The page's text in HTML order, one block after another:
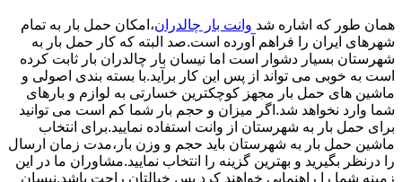
همان طور که اشاره شد وانت بار چالدران،امکان حمل بار به تمام
شهرهای ایران را فراهم آورده است.صد البته که کار حمل بار به
شهرستان بسیار دشوار است اما نیسان بار چالدران بار ثابت کرده
است به خوبی می تواند از پس این کار برآید.با بسته بندی اصولی و
ماشین های حمل بار مجهز کوچکترین خسارتی به لوازم و بارهای
شما وارد نخواهد شد.اگر میزان و حجم بار شما کم است می توانید
برای حمل بار به شهرستان از وانت استفاده نمایید.برای انتخاب
ماشین حمل بار به شهرستان باید حجم و وزن بار،مدت زمان ارسال
را درنظر بگیرید و بهترین گزینه را انتخاب نمایید.مشاوران ما در این
زمینه شما را راهنمایی خواهند کرد پس خیالتان راحت باشد.نیسان